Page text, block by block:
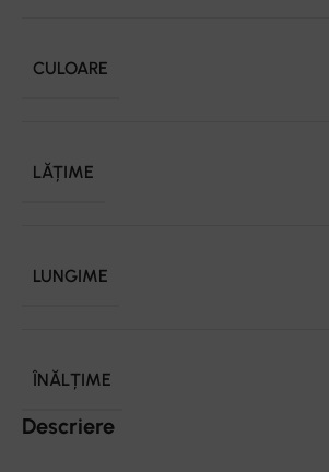
CULOARE
LĂȚIME
LUNGIME
ÎNĂLȚIME
Descriere